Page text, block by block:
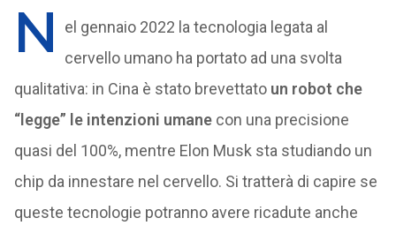
N
el gennaio 2022 la tecnologia legata al
cervello umano ha portato ad una svolta
qualitativa: in Cina è stato brevettato un robot che
“legge” le intenzioni umanecon una precisione
quasi del 100%, mentre Elon Musk sta studiando un
chip da innestare nel cervello. Si tratterà di capire se
queste tecnologie potranno avere ricadute anche